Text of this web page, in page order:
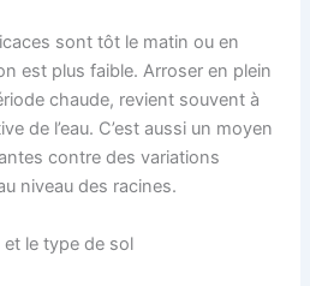
sont tôt le matin ou en
est plus faible. Arroser en plein
chaude, revient souvent à
de l’eau. C’est aussi un moyen
contre des variations
niveau des racines.
le type de sol